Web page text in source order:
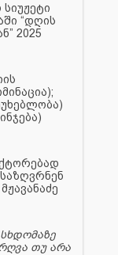
“დღის
2025
თუ არა